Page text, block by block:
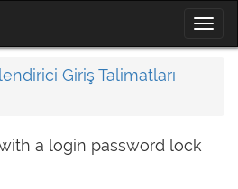
Giriş Talimatları